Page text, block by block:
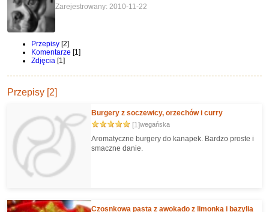
Zarejestrowany: 2010-11-22
Przepisy [2]
Komentarze [1]
Zdjęcia [1]
Przepisy [2]
Burgery z soczewicy, orzechów i curry
[1]wegańska
Aromatyczne burgery do kanapek. Bardzo proste i
smaczne danie.
Czosnkowa pasta z awokado z limonką i bazylią